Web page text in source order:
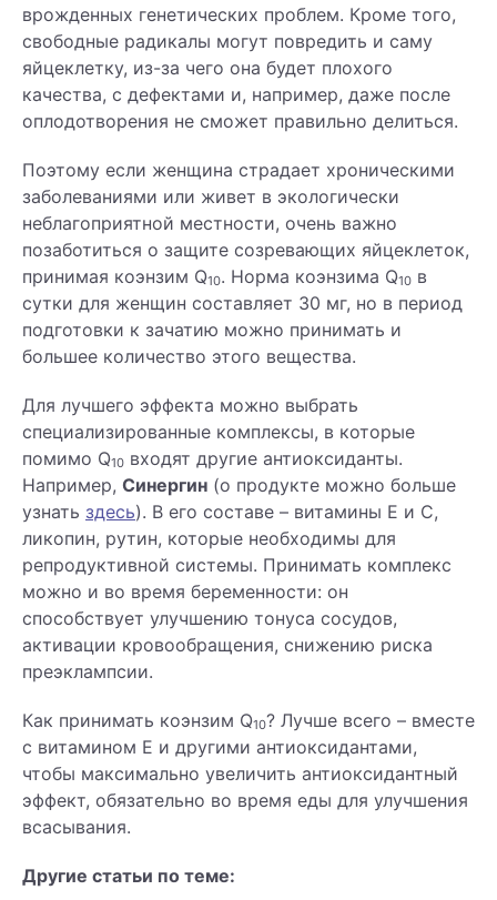
врожденных генетических проблем. Кроме того,
свободные радикалы могут повредить и саму
яйцеклетку, из-за чего она будет плохого
качества, с дефектами и, например, даже после
оплодотворения не сможет правильно делиться.
Поэтому если женщина страдает хроническими
заболеваниями или живет в экологически
неблагоприятной местности, очень важно
позаботиться о защите созревающих яйцеклеток,
принимая коэнзим Q10. Норма коэнзима Q10 в
сутки для женщин составляет 30 мг, но в период
подготовки к зачатию можно принимать и
большее количество этого вещества.
Для лучшего эффекта можно выбрать
специализированные комплексы, в которые
помимо Q10 входят другие антиоксиданты.
Например, Синергин (о продукте можно больше
узнать здесь). В его составе – витамины Е и С,
ликопин, рутин, которые необходимы для
репродуктивной системы. Принимать комплекс
можно и во время беременности: он
способствует улучшению тонуса сосудов,
активации кровообращения, снижению риска
преэклампсии.
Как принимать коэнзим Q10? Лучше всего – вместе
с витамином Е и другими антиоксидантами,
чтобы максимально увеличить антиоксидантный
эффект, обязательно во время еды для улучшения
всасывания.
Другие статьи по теме: